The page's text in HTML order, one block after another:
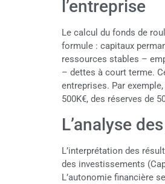
l’entreprise
Le calcul du fonds de
formule : capitaux
ressources stables –
– dettes à court terme.
entreprises. Par
500K€, des réserves de
L’analyse
L’interprétation des
des investissements
L’autonomie financière